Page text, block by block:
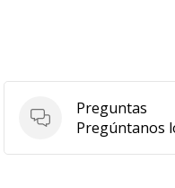
Preguntas
Preguntas
Pregúntanos